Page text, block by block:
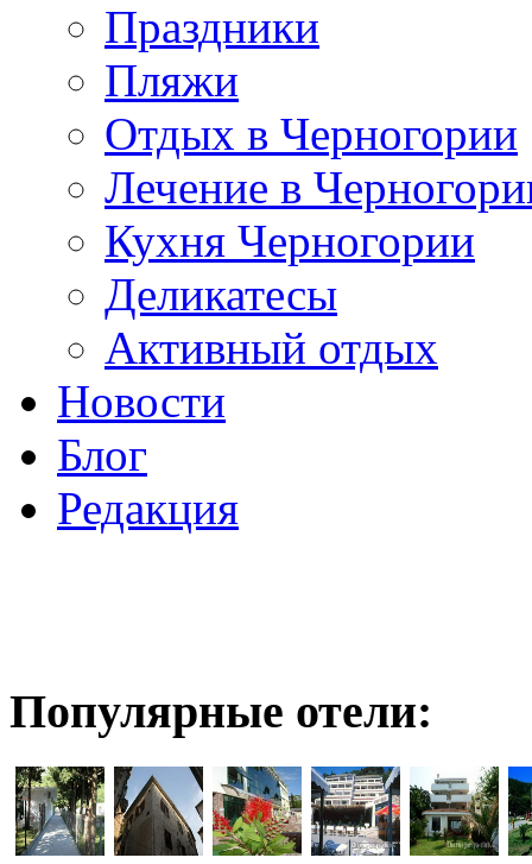
Праздники
Пляжи
Отдых в Черногории
Лечение в
Кухня Черногории
Деликатесы
Активный отдых
Новости
Блог
Редакция
Популярные отели: